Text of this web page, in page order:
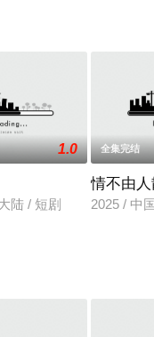
1.0
陆 / 短剧
全集完结
情不由
2025 / 中